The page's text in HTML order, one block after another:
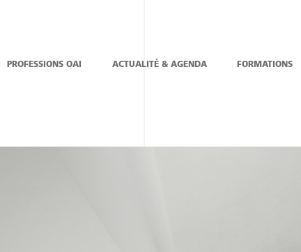
PROFESSIONS OAI ACTUALITÉ & AGENDA FORMATIONS